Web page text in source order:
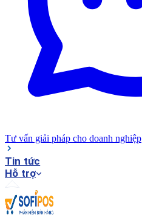
Tư vấn giải pháp cho doanh nghiệp
Tin tức
Hỗ trợ